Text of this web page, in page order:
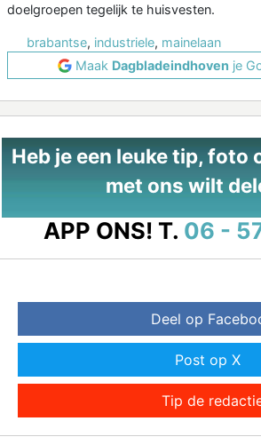
doelgroepen tegelijk te huisvesten.
brabantse, industriele, mainelaan
Maak Dagbladeindhoven je
Heb je een leuke tip, foto
met ons wilt
APP ONS! T. 06 -
Deel op
Post op X
Tip de